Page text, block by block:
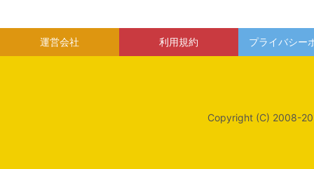
運営会社 利用規約 プライバシー
Copyright (C) 2008-